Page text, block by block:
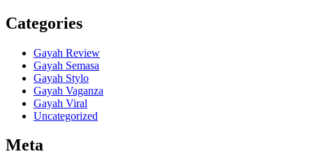
Categories
Gayah Review
Gayah Semasa
Gayah Stylo
Gayah Vaganza
Gayah Viral
Uncategorized
Meta